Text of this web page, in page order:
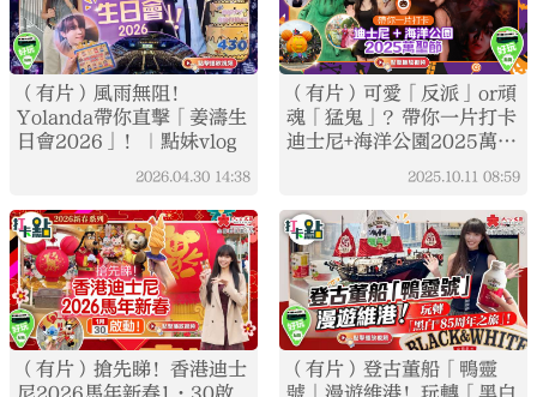
（有片）風雨無阻！
Yolanda帶你直擊「姜濤生
日會2026」！｜點妹vlog
2026.04.30 14:38
（有片）可愛「反派」or頑
魂「猛鬼」？帶你一片打卡
迪士尼+海洋公園2025萬聖
節｜打卡點EP1212025.10.11 08:59
（有片）搶先睇！香港迪士
（有片）登古董船「鴨靈